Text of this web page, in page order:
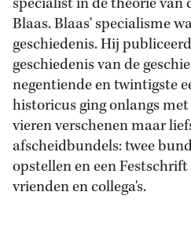
Blaas. Blaas' specialisme
geschiedenis. Hij
geschiedenis van de
negentiende en twintigste
historicus ging onlangs
vieren verschenen maar
afscheidbundels: twee
opstellen en een
vrienden en collega's.